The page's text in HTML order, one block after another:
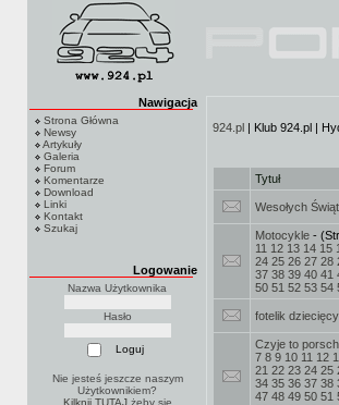
Nawigacja
Strona Główna
Newsy
Artykuły
Galeria
Forum
Komentarze
Download
Linki
Kontakt
Szukaj
Logowanie
Nazwa Użytkownika
Hasło
Nie jesteś jeszcze naszym
Użytkownikiem?
Kilknij TUTAJżeby się
924.pl | Klub 924.pl |
Tytuł
Wesołych
Motocykle -
11 12 13 14 15
24 25 26 27 28
37 38 39 40 41
50 51 52 53 54
fotelik dziecięcy
Czyje to
7 8 9 10 11 12
21 22 23 24 25
34 35 36 37 38
47 48 49 50 51